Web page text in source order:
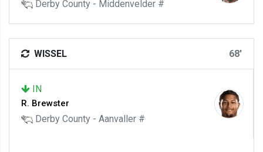
Derby County - Middenvelder #
WISSEL 68'
IN
R. Brewster
Derby County - Aanvaller #